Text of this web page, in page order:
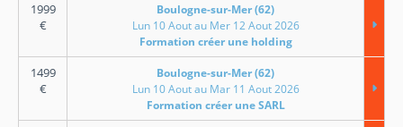
1999
€
Boulogne-sur-Mer (62)
Lun 10 Aout au Mer 12 Aout 2026
Formation créer une holding
1499
€
Boulogne-sur-Mer (62)
Lun 10 Aout au Mar 11 Aout 2026
Formation créer une SARL